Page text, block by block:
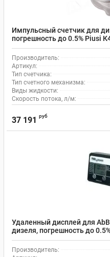
Импульсный счетчик для
погрешность до 0.5% Piusi
Производитель:
Артикул:
Тип счетчика:
Тип счетного механизма:
Виды жидкости:
Скорость потока, л/м:
37 191 руб
Удаленный дисплей для
дизеля, погрешность до
Производитель: